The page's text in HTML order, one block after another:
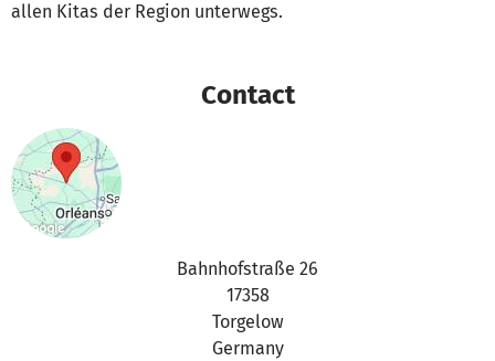
allen Kitas der Region unterwegs.
Contact
Bahnhofstraße 26
17358
Torgelow
Germany